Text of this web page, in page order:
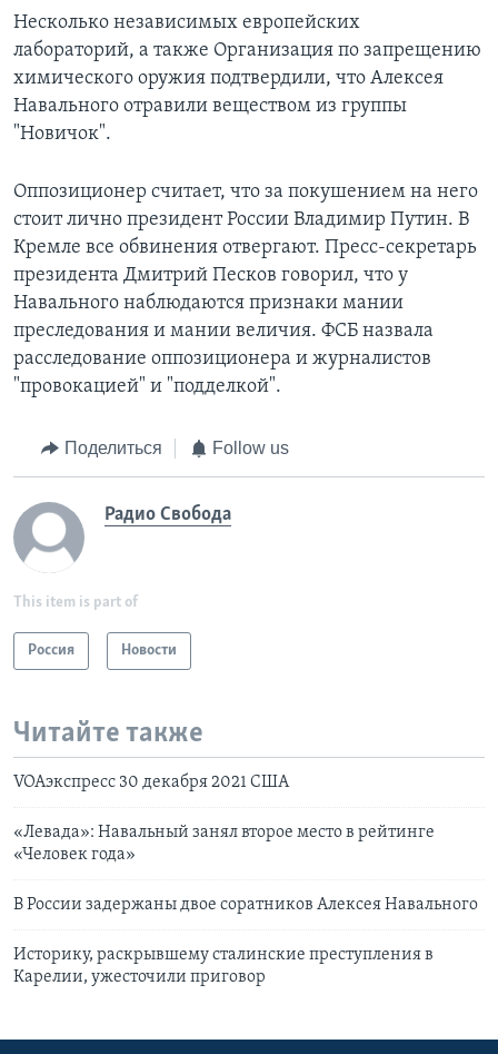
Несколько независимых европейских
лабораторий, а также Организация по запрещению
химического оружия подтвердили, что Алексея
Навального отравили веществом из группы
"Новичок".
Оппозиционер считает, что за покушением на него
стоит лично президент России Владимир Путин. В
Кремле все обвинения отвергают. Пресс-секретарь
президента Дмитрий Песков говорил, что у
Навального наблюдаются признаки мании
преследования и мании величия. ФСБ назвала
расследование оппозиционера и журналистов
"провокацией" и "подделкой".
Поделиться Follow us
Радио Свобода
This item is part of
Россия Новости
Читайте также
VOAэкспресс 30 декабря 2021 США
«Левада»: Навальный занял второе место в рейтинге
«Человек года»
В России задержаны двое соратников Алексея Навального
Историку, раскрывшему сталинские преступления в
Карелии, ужесточили приговор